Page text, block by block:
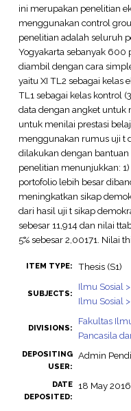
ini merupakan penelitian
menggunakan control
penelitian adalah seluruh
Yogyakarta sebanyak 600
diambil dengan cara
yaitu XI TL2 sebagai kelas
TL1 sebagai kelas kontrol
data dengan angket untuk
untuk menilai prestasi
menggunakan rumus uji t
dilakukan dengan bantuan
penelitian menunjukkan:
portofolio lebih besar
meningkatkan sikap
dari hasil uji t sikap
sebesar 11,914 dan nilai
5% sebesar 2,00171. Nilai
ITEM TYPE: Thesis (S1)
SUBJECTS:
Ilmu Sosial
Ilmu Sosial
DIVISIONS:
Fakultas
Pancasila
DEPOSITING
USER:
Admin
DATE
DEPOSITED:
18 May